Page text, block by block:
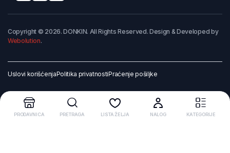
Copyright © 2026. DONKIN. All Rights Reserved. Design & Developed by
Webolution.
Uslovi korišćenjaPolitika privatnostiPraćenje pošiljke
PRODAVNICA PRETRAGA LISTA ŽELJA NALOG KATEGORIJE